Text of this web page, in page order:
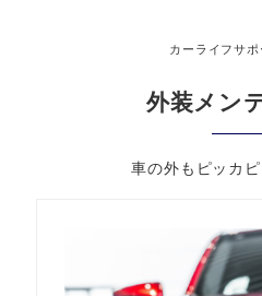
カーライフサポ
外装メン
車の外もピッカピ